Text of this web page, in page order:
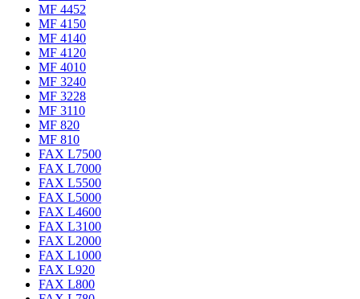
MF 4452
MF 4150
MF 4140
MF 4120
MF 4010
MF 3240
MF 3228
MF 3110
MF 820
MF 810
FAX L7500
FAX L7000
FAX L5500
FAX L5000
FAX L4600
FAX L3100
FAX L2000
FAX L1000
FAX L920
FAX L800